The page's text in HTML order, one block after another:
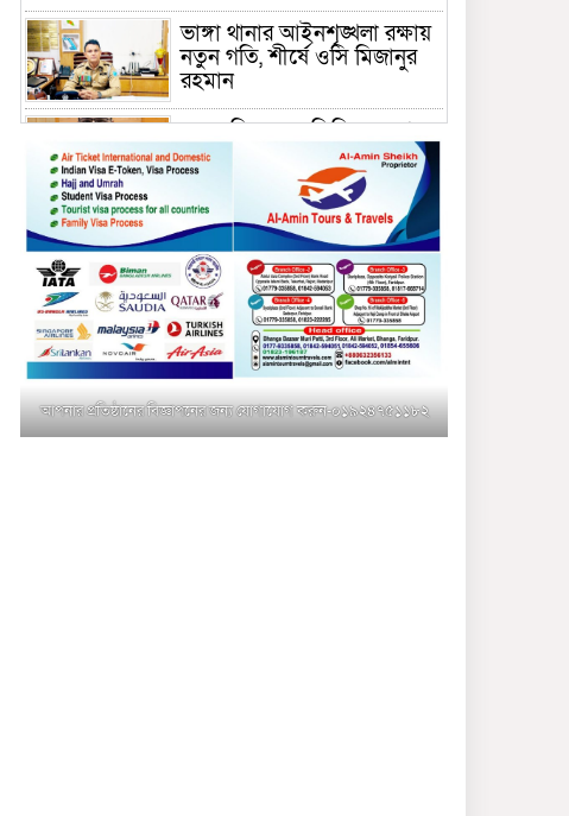
ভাঙ্গা থানার আইনশৃঙ্খলা রক্ষায়
নতুন গতি, শীর্ষে ওসি মিজানুর
রহমান
ময়মনসিংহের অতিরিক্ত জেলা
প্রশাসক (রাজস্ব) আজিম উদ্দিন
ভূমি মন্ত্রণালয়ে পদায়ন
সাবেক এমপির প্রেস সেক্রেটারি
রফিকের ক্ষমতার দাপট ও গণ-
অসন্তোষের তথ্য গায়েব করে
ত্রিশাল থানার সাজানো রিপোর্ট
মুক্তাগাছায় জুলাই শহীদ
সামিদের কবর জিয়ারত ও পৌর
কমিটির কার্যক্রম শুরু
শহিদুল ইসলাম বাবুলের হাত
আপনার প্রতিষ্ঠানের বিজ্ঞাপনের জন্য যোগাযোগ করুন-০১৯২৪৭৫১১৮২